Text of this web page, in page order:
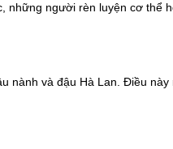
người rèn luyện cơ thể
nành và đậu Hà Lan. Điều